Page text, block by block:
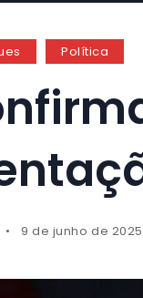
Política
9 de junho de 2025